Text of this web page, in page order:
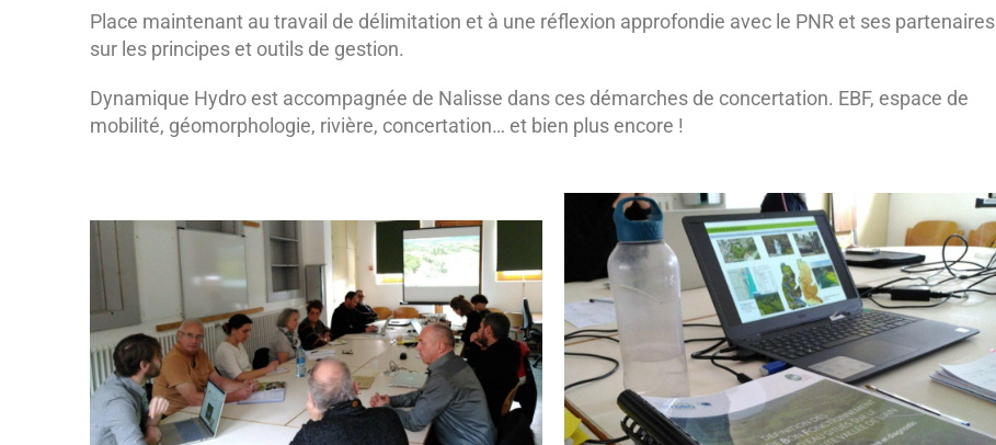
Place maintenant au travail de délimitation et à une réflexion approfondie avec le PNR et ses partenaires
sur les principes et outils de gestion.
Dynamique Hydro est accompagnée de Nalisse dans ces démarches de concertation. EBF, espace de
mobilité, géomorphologie, rivière, concertation… et bien plus encore !